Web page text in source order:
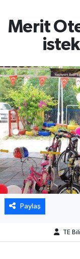
Merit
Paylaş
TE
Son Dakika